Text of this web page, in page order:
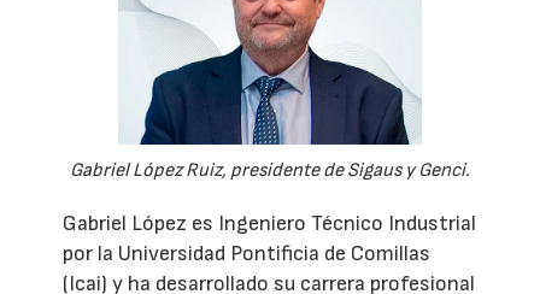
Gabriel López Ruiz, presidente de Sigaus y Genci.
Gabriel López es Ingeniero Técnico Industrial
por la Universidad Pontificia de Comillas
(Icai) y ha desarrollado su carrera profesional